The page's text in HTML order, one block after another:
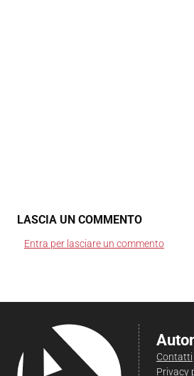
LASCIA UN COMMENTO
Entra per lasciare un commento
Contatti
Privacy